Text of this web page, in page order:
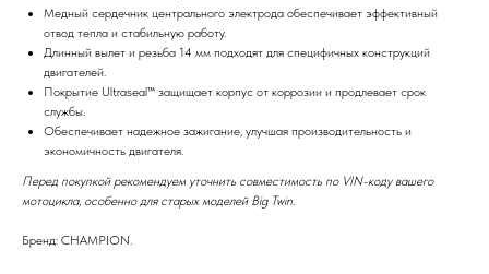
Медный сердечник центрального электрода обеспечивает эффективный
отвод тепла и стабильную работу.
Длинный вылет и резьба 14 мм подходят для специфичных конструкций
двигателей.
Покрытие Ultraseal™ защищает корпус от коррозии и продлевает срок
службы.
Обеспечивает надежное зажигание, улучшая производительность и
экономичность двигателя.
Перед покупкой рекомендуем уточнить совместимость по VIN-коду вашего
мотоцикла, особенно для старых моделей Big Twin.
Бренд: CHAMPION.